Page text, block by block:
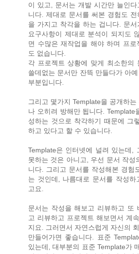
이 있고, 문서는 개발 시간만 늘인
니다. 제대로 문서를 써본 경험도
을 가지고 착각을 하는 겁니다. 문
요구사항이 제대로 분석이 되지도
면 수많은 재작업을 해야 하며 프로
도 없습니다.
각 프로젝트 상황에 맞게 최소한의
쓸데없는 문서만 잔뜩 만들다가 아
부분입니다.
그리고 몇가지 Template을 공개하
나 오히려 방해만 됩니다. Template
성하는 것으로 착각하기 때문에 그
하고 있다고 할 수 있습니다.
Template은 인터넷에 널려 있는데,
못하는 것은 아니고, 우선 문서 작성
니다. 그리고 문서를 작성해본 경험
는 것인데, 나름대로 문서를 작성
고요.
문서는 작성을 해보고 리뷰하고 또
고 리뷰하고 프로젝트 해보면서 계
지요. 그러면서 자연스럽게 자신의
만들어가면 좋습니다. 표준
있는데, 대부분의 표준 Template가